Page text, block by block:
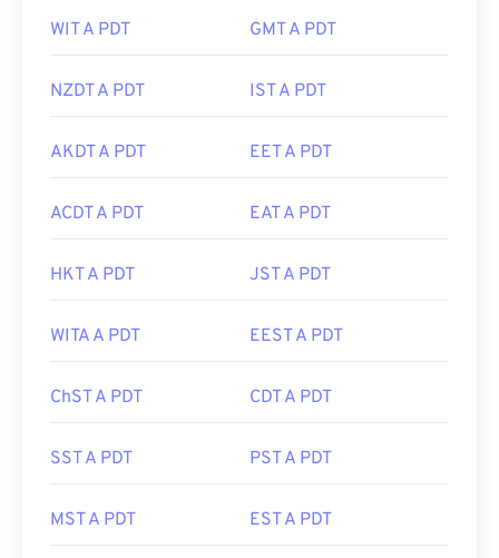
WIT A PDT GMT A PDT
NZDT A PDT IST A PDT
AKDT A PDT EET A PDT
ACDT A PDT EAT A PDT
HKT A PDT JST A PDT
WITA A PDT EEST A PDT
ChST A PDT CDT A PDT
SST A PDT PST A PDT
MST A PDT EST A PDT